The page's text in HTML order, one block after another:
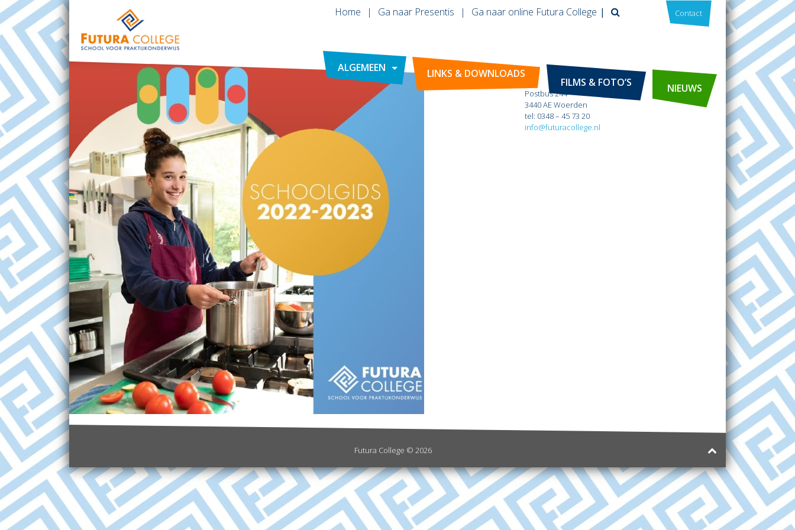
Contact
Home Ga naar Presentis Ga naar online Futura College
ALGEMEEN LINKS & DOWNLOADS
FILMS & FOTO’S NIEUWS
Futura College
Postbus 244
3440 AE Woerden
tel: 0348 – 45 73 20
info@futuracollege.nl
Futura College © 2026